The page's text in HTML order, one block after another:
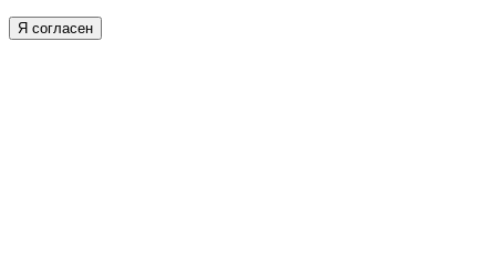
Я согласен